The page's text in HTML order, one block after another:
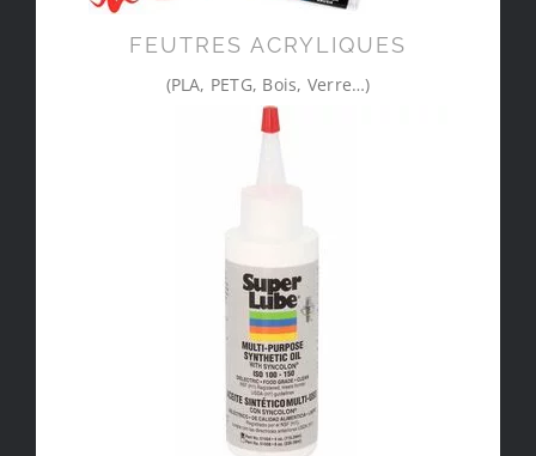
FEUTRES ACRYLIQUES
(PLA, PETG, Bois, Verre…)